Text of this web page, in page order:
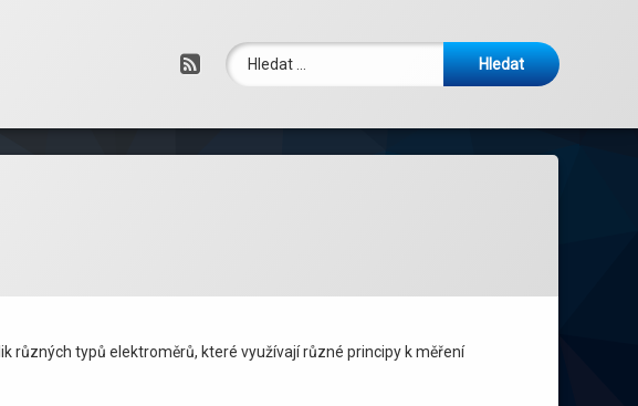
RSSVyhledávání
různých typů elektroměrů, které využívají různé principy k měření